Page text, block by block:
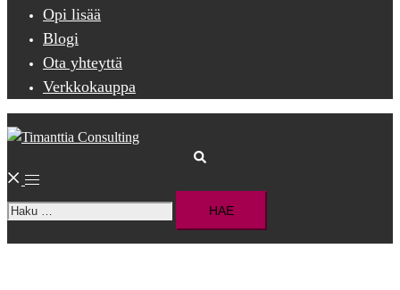
Opi lisää
Blogi
Ota yhteyttä
Verkkokauppa
Toggle
menu
Haku: